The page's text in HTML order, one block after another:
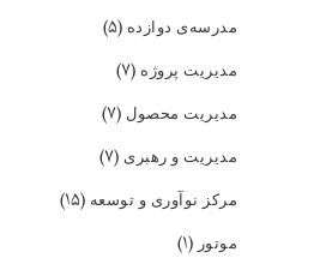
مدرسه‌ی دوازده (۵)
مدیریت پروژه (۷)
مدیریت محصول (۷)
مدیریت و رهبری (۷)
مرکز نوآوری و توسعه (۱۵)
موتور (۱)